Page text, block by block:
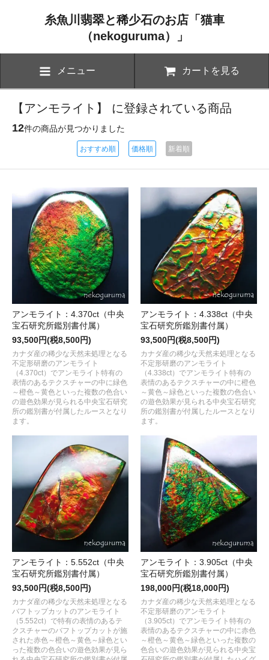
糸魚川翡翠と稀少石のお店「猫車
（nekoguruma）」
メニュー カートを見る
【アンモライト】 に登録されている商品
12件の商品が見つかりました
おすすめ順 価格順 新着順
アンモライト：4.370ct（中央
宝石研究所鑑別書付属）
93,500円(税8,500円)
カナダ産の稀少な天然未処理となる
不定形研磨のアンモライト
（4.370ct）でアンモライト特有の
表情のあるテクスチャーの中に緑色
～橙色～黄色といった複数の色合い
の遊色効果が見られる中央宝石研究
所の鑑別書が付属したルースとなり
ます。
アンモライト：4.338ct（中央
宝石研究所鑑別書付属）
93,500円(税8,500円)
カナダ産の稀少な天然未処理となる
不定形研磨のアンモライト
（4.338ct）でアンモライト特有の
表情のあるテクスチャーの中に橙色
～黄色～緑色といった複数の色合い
の遊色効果が見られる中央宝石研究
所の鑑別書が付属したルースとなり
ます。
アンモライト：5.552ct（中央
宝石研究所鑑別書付属）
93,500円(税8,500円)
カナダ産の稀少な天然未処理となる
バフトップカットのアンモライト
（5.552ct）で特有の表情のあるテ
クスチャーのバフトップカットが施
された赤色～橙色～黄色～緑色とい
った複数の色合いの遊色効果が見ら
アンモライト：3.905ct（中央
宝石研究所鑑別書付属）
198,000円(税18,000円)
カナダ産の稀少な天然未処理となる
不定形研磨のアンモライト
（3.905ct）でアンモライト特有の
表情のあるテクスチャーの中に赤色
～橙色～黄色～緑色といった複数の
色合いの遊色効果が見られる中央宝